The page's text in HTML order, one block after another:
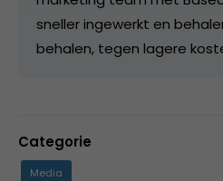
sneller ingewerkt en
behalen, tegen lagere
Categorie
Media